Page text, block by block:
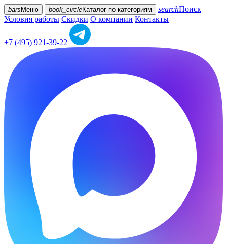
bars Меню book_circleКаталог по категориям searchПоиск
Условия работы Скидки О компании Контакты
+7 (495) 921-39-22